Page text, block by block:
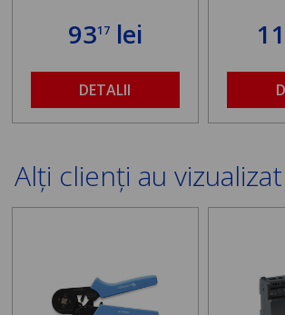
9317lei
DETALII
Alți clienți au